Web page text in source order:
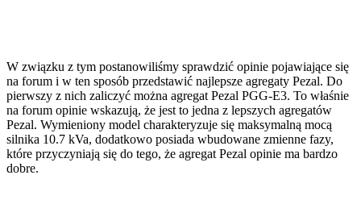
W związku z tym postanowiliśmy sprawdzić opinie pojawiające się
na forum i w ten sposób przedstawić najlepsze agregaty Pezal. Do
pierwszy z nich zaliczyć można agregat Pezal PGG-E3. To właśnie
na forum opinie wskazują, że jest to jedna z lepszych agregatów
Pezal. Wymieniony model charakteryzuje się maksymalną mocą
silnika 10.7 kVa, dodatkowo posiada wbudowane zmienne fazy,
które przyczyniają się do tego, że agregat Pezal opinie ma bardzo
dobre.